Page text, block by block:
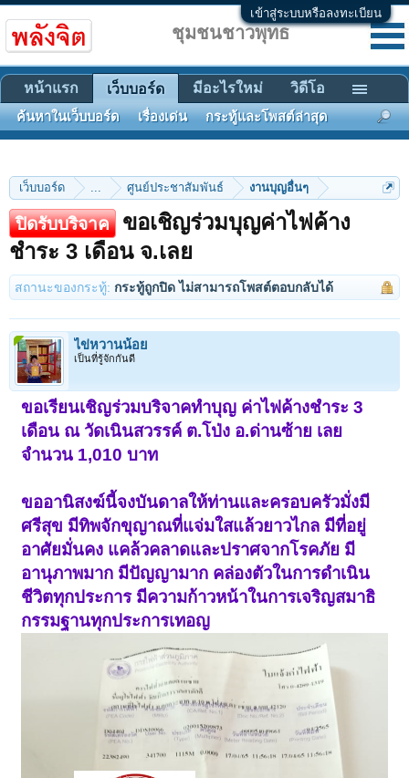
เข้าสู่ระบบหรือลงทะเบียน
เว็บบอร์ด ... ศูนย์ประชาสัมพันธ์ งานบุญอื่นๆ
ปิดรับบริจาค
ขอเชิญร่วมบุญค่าไฟค้าง
ชำระ 3 เดือน จ.เลย
สถานะของกระทู้: กระทู้ถูกปิด ไม่สามารถโพสต์ตอบกลับได้
ไข่หวานน้อย
เป็นที่รู้จักกันดี
ขอเรียนเชิญร่วมบริจาคทำบุญ ค่าไฟค้างชำระ 3
เดือน ณ วัดเนินสวรรค์ ต.โป่ง อ.ด่านซ้าย เลย
จำนวน 1,010 บาท
ขออานิสงฆ์นี้จงบันดาลให้ท่านและครอบครัวมั่งมี
ศรีสุข มีทิพจักขุญาณที่แจ่มใสแล้วยาวไกล มีที่อยู่
อาศัยมั่นคง แคล้วคลาดและปราศจากโรคภัย มี
อานุภาพมาก มีปัญญามาก คล่องตัวในการดำเนิน
ชีวิตทุกประการ มีความก้าวหน้าในการเจริญสมาธิ
กรรมฐานทุกประการเทอญ
ชุมชนชาวพุทธ
หน้าแรก เว็บบอร์ด
ค้นหาในเว็บบอร์ด เรื่องเด่น กระทู้และโพสต์ล่าสุด
มีอะไรใหม่ วิดีโอ